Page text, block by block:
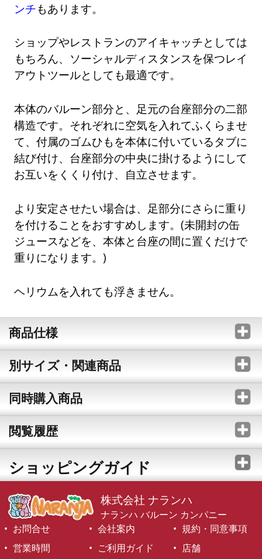
ンチもあります。
ショップやレストランのアイキャッチとしては
もちろん、ソーシャルディスタンスを保つレイ
アウトツールとしても最適です。
本体のバルーン部分と、足元の台座部分の二部
構造です。それぞれに空気を入れてふくらませ
て、付属のゴムひもを本体に付いているタブに
結び付け、台座部分の中央に掛けるようにして
お互いをくくり付け、自立させます。
より安定させたい場合は、足部分にさらに重り
を付けることをおすすめします。(未開封の缶
ジュースなどを、本体と台座の間に置くだけで
重りになります。)
ヘリウムを入れても浮きません。
商品仕様
別サイズ・関連商品
同時購入商品
閲覧履歴
ショッピングガイド
株式会社 ナランハ
ナランハ バルーン カンパニー
お問合せ
会社案内
規約・同意事項
営業時間
ご利用ガイド 店舗